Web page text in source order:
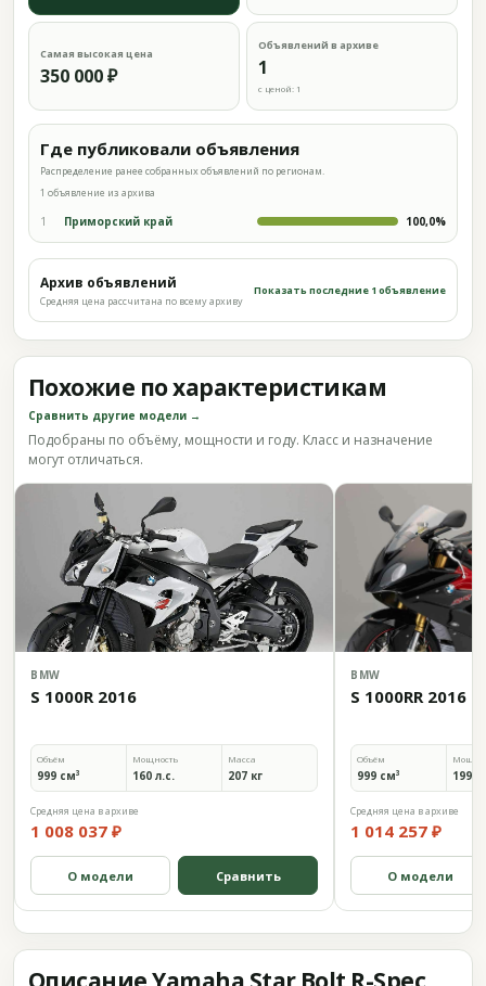
Самая высокая цена
350 000 ₽
Объявлений в архиве
1
с ценой: 1
Где публиковали объявления
Распределение ранее собранных объявлений по регионам.
1 объявление из архива
1 Приморский край 100,0%
Архив объявлений
Средняя цена рассчитана по всему архиву
Показать последние 1 объявление
Похожие по характеристикам
Сравнить другие модели →
Подобраны по объёму, мощности и году. Класс и назначение
могут отличаться.
BMW
S 1000R 2016
Объём
999 см³
Мощность
160 л.с.
Масса
207 кг
Средняя цена в архиве
1 008 037 ₽
О модели Сравнить
BMW
S 1000RR 2016
Объём
999 см³ 199
Средняя цена в архиве
1 014 257 ₽
О модели